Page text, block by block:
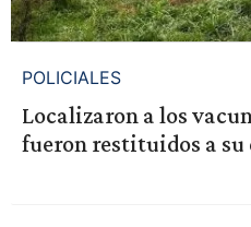
POLICIALES
Localizaron a los
fueron restituidos a su